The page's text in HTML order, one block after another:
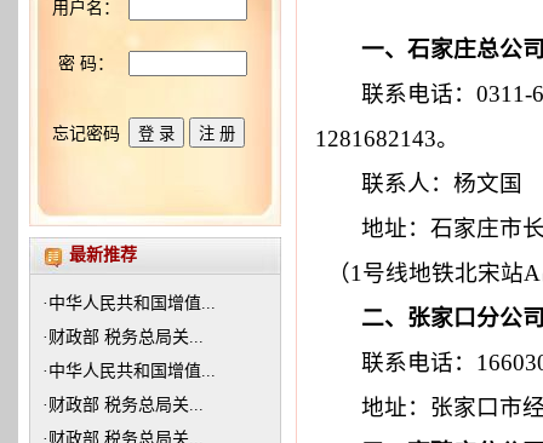
用户名：
密 码：
忘记密码
最新推荐
· 中华人民共和国增值...
· 财政部 税务总局关...
· 中华人民共和国增值...
· 财政部 税务总局关...
· 财政部 税务总局关...
一、石家庄总公
联系电话：0311-
1281682143。
联系人：杨文国
地址： 石家庄市
（1号线地铁北宋站
二、张家口分公
联系电话：
地址：张家口市经